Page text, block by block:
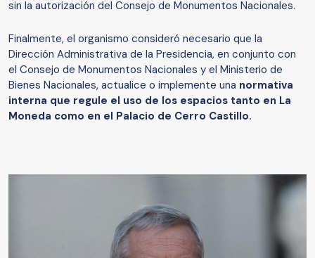
sin la autorización del Consejo de Monumentos Nacionales.
Finalmente, el organismo consideró necesario que la
Dirección Administrativa de la Presidencia, en conjunto con
el Consejo de Monumentos Nacionales y el Ministerio de
Bienes Nacionales, actualice o implemente una normativa
interna que regule el uso de los espacios tanto en La
Moneda como en el Palacio de Cerro Castillo.